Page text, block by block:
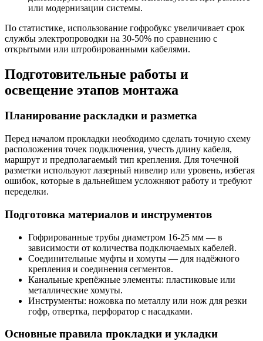
или модернизации системы.
По статистике, использование гофробукс увеличивает срок
службы электропроводки на 30-50% по сравнению с
открытыми или штробированными кабелями.
Подготовительные работы и
освещение этапов монтажа
Планирование раскладки и разметка
Перед началом прокладки необходимо сделать точную схему
расположения точек подключения, учесть длину кабеля,
маршрут и предполагаемый тип крепления. Для точечной
разметки используют лазерный нивелир или уровень, избегая
ошибок, которые в дальнейшем усложняют работу и требуют
переделки.
Подготовка материалов и инструментов
Гофрированные трубы диаметром 16-25 мм — в
зависимости от количества подключаемых кабелей.
Соединительные муфты и хомуты — для надёжного
крепления и соединения сегментов.
Канальные крепёжные элементы: пластиковые или
металлические хомуты.
Инструменты: ножовка по металлу или нож для резки
гофр, отвертка, перфоратор с насадками.
Основные правила прокладки и укладки